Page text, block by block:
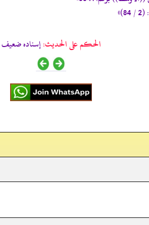
الحكم على الحديث:إسناده ضعيف